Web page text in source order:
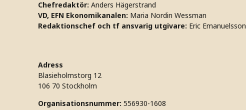
Chefredaktör: Anders Hägerstrand
VD, EFN Ekonomikanalen: Maria Nordin Wessman
Redaktionschef och tf ansvarig utgivare: Eric Emanuelsson
Adress
Blasieholmstorg 12
106 70 Stockholm
Organisationsnummer: 556930-1608